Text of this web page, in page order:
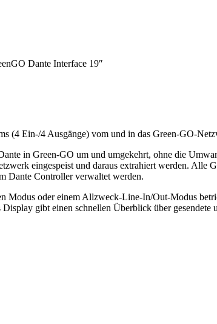
Dante Interface 19″
(4 Ein-/4 Ausgänge) vom und in das Green-GO-
in Green-GO um und umgekehrt, ohne die
eingespeist und daraus extrahiert werden.
Dante Controller verwaltet werden.
Modus oder einem Allzweck-Line-In/Out-Modus
gibt einen schnellen Überblick über gesendete